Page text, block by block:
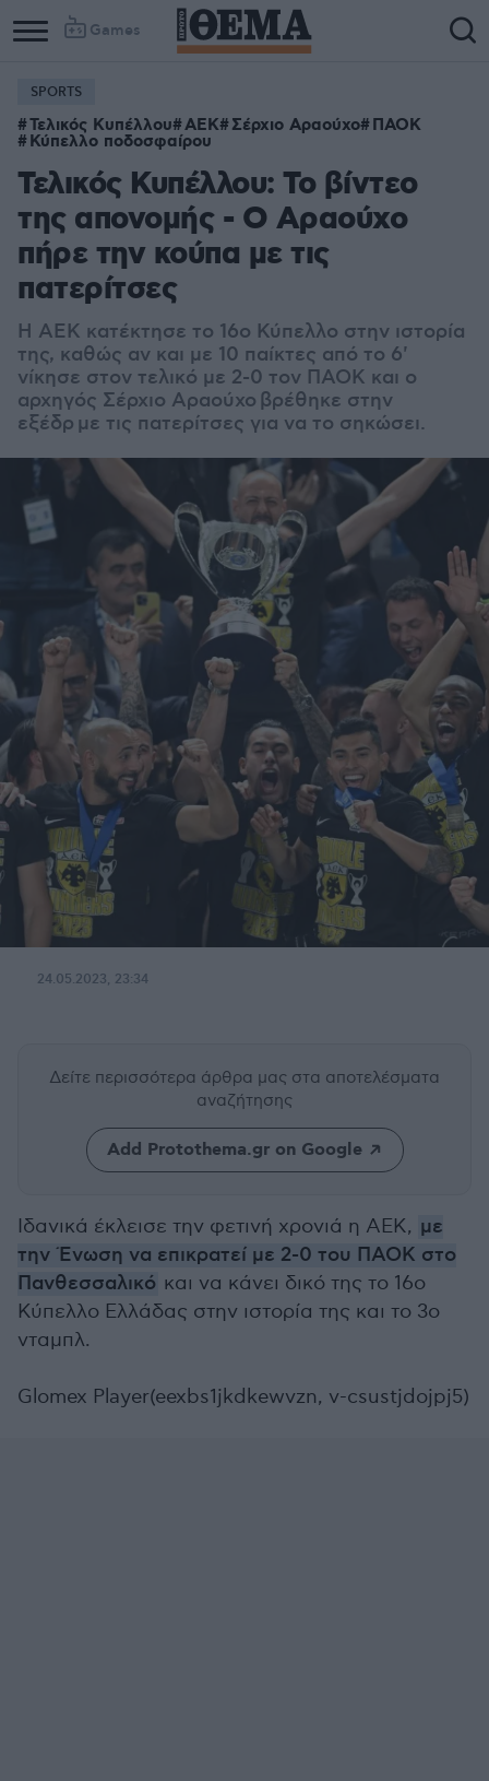
Games
SPORTS
Τελικός Kυπέλλου ΑΕΚ Σέρχιο Αραούχο ΠΑΟΚ
Κύπελλο ποδοσφαίρου
Τελικός Κυπέλλου: Το βίντεο
της απονομής - Ο Αραούχο
πήρε την κούπα με τις
πατερίτσες
Η ΑΕΚ κατέκτησε το 16ο Κύπελλο στην ιστορία
της, καθώς αν και με 10 παίκτες από το 6'
νίκησε στον τελικό με 2-0 τον ΠΑΟΚ και ο
αρχηγός Σέρχιο Αραούχο βρέθηκε στην
εξέδρ με τις πατερίτσες για να το σηκώσει.
24.05.2023, 23:34
Δείτε περισσότερα άρθρα μας στα αποτελέσματα
αναζήτησης
Add Protothema.gr on Google
Ιδανικά έκλεισε την φετινή χρονιά η ΑΕΚ, με
την Ένωση να επικρατεί με 2-0 του ΠΑΟΚ στο
Πανθεσσαλικό και να κάνει δικό της το 16ο
Κύπελλο Ελλάδας στην ιστορία της και το 3ο
νταμπλ.
Glomex Player(eexbs1jkdkewvzn, v-csustjdojpj5)